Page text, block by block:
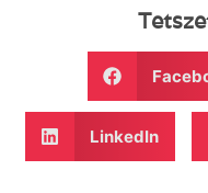
LinkedIn